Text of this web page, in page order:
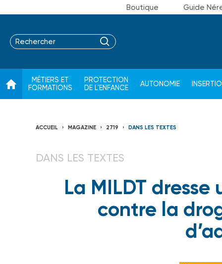
Boutique Guide
MÉTIERS ET
FORMATIONS
PROTECTION
DE L'ENFANCE
AUTONOMIE
ACCUEIL MAGAZINE 2719 DANS LES TEXTES
DANS LES TEXTES
La MILDT
contre la